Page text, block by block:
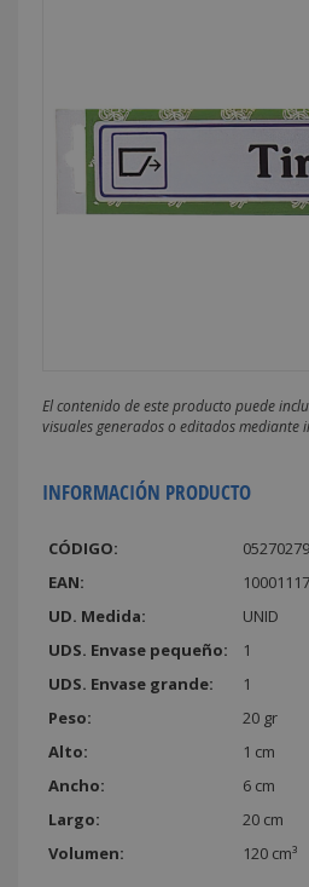
El contenido de este producto puede
visuales generados o editados mediante
INFORMACIÓN PRODUCTO
CÓDIGO:
05270279
EAN:
UD. Medida:
UNID
UDS. Envase pequeño:
1
UDS. Envase grande:
1
Peso:
20 gr
Alto:
1 cm
Ancho:
6 cm
Largo:
20 cm
Volumen:
120 cm³